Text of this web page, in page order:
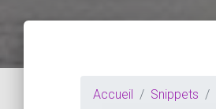
Accueil Snippets